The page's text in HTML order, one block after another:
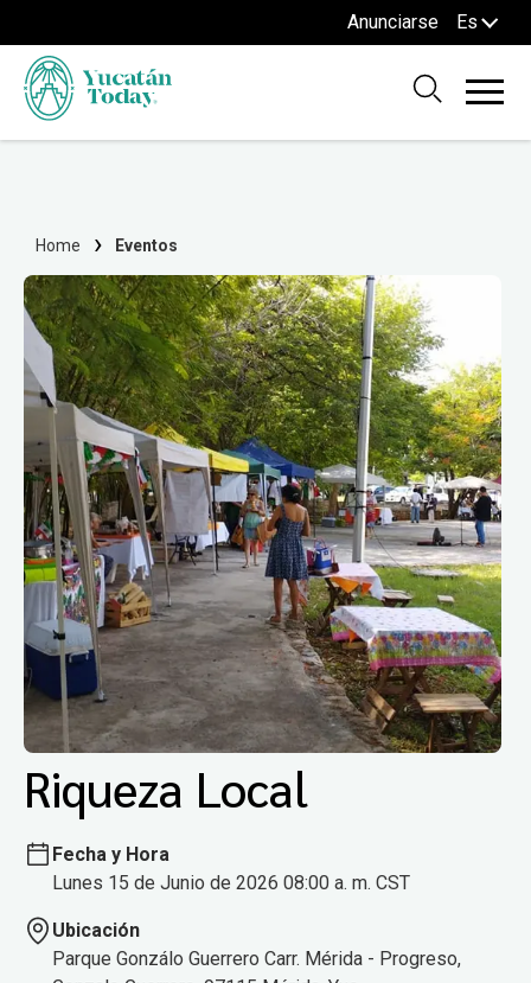
Anunciarse Es
Home Eventos
Riqueza Local
Fecha y Hora
Lunes 15 de Junio de 2026 08:00 a. m. CST
Ubicación
Parque Gonzálo Guerrero Carr. Mérida - Progreso,